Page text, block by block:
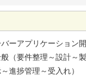
ーアプリケーション
（要件整理～設計～製
進捗管理～受入れ）